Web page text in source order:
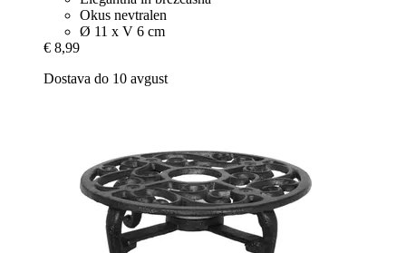
Okus nevtralen
Ø 11 x V 6 cm
€ 8,99
Dostava do 10 avgust